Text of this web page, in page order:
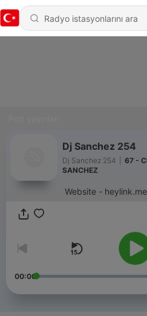
Dj Sanchez 254
Dj Sanchez 254
67 -
SANCHEZ
Website -
00:00